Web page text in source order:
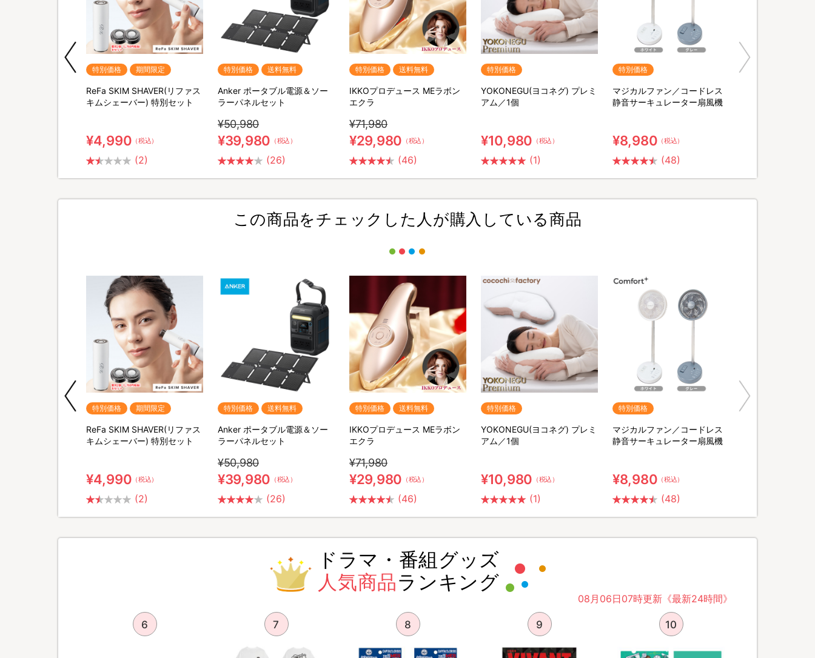
特別価格 期間限定
ReFa SKIM SHAVER(リファス
キムシェーバー) 特別セット
¥4,990 （税込）
(2)
特別価格 送料無料
Anker ポータブル電源＆ソー
ラーパネルセット
¥50,980
¥39,980 （税込）
(26)
特別価格 送料無料
IKKOプロデュース MEラボン
エクラ
¥71,980
¥29,980 （税込）
(46)
特別価格
YOKONEGU(ヨコネグ) プレミ
アム／1個
¥10,980 （税込）
(1)
特別価格
マジカルファン／コードレス
静音サーキュレーター扇風機
¥8,980 （税込）
(48)
この商品をチェックした人が購入している商品
特別価格 期間限定
ReFa SKIM SHAVER(リファス
キムシェーバー) 特別セット
¥4,990 （税込）
(2)
特別価格 送料無料
Anker ポータブル電源＆ソー
ラーパネルセット
¥50,980
¥39,980 （税込）
(26)
特別価格 送料無料
IKKOプロデュース MEラボン
エクラ
¥71,980
¥29,980 （税込）
(46)
特別価格
YOKONEGU(ヨコネグ) プレミ
アム／1個
¥10,980 （税込）
(1)
特別価格
マジカルファン／コードレス
静音サーキュレーター扇風機
¥8,980 （税込）
(48)
ドラマ・番組グッズ
人気商品ランキング
08月06日07時更新《最新24時間》
6 7 8 9 10